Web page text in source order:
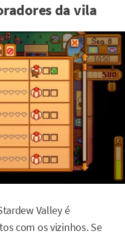
da vila
Valley é
com os vizinhos. Se